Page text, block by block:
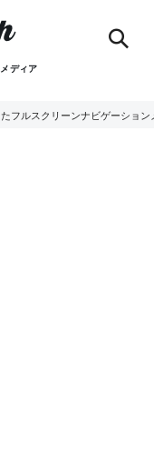
ディア
フルスクリーンナビゲーション